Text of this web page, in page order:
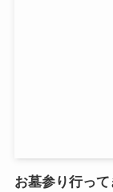
お墓参り行って